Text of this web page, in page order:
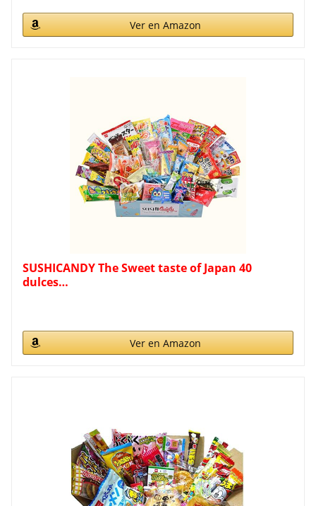
Ver en Amazon
SUSHICANDY The Sweet taste of Japan 40
dulces…
Ver en Amazon